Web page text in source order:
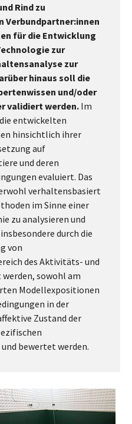
Rind zu
Verbundpartner:innen
für die Entwicklung
zur
zur
hinaus soll die
und/oder
validiert werden. Im
entwickelten
hinsichtlich ihrer
auf
und deren
evaluiert. Das
verhaltensbasiert
im Sinne einer
zu analysieren und
durch die
von
des Aktivitäts- und
sowohl am
Modellexpositionen
in der
Zustand der
bewertet werden.
larger version